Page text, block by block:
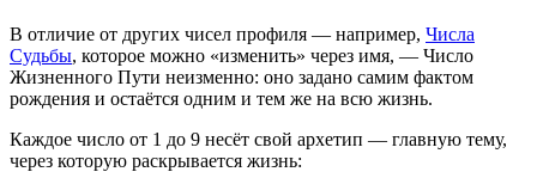
В отличие от других чисел профиля — например, Числа
Судьбы, которое можно «изменить» через имя, — Число
Жизненного Пути неизменно: оно задано самим фактом
рождения и остаётся одним и тем же на всю жизнь.
Каждое число от 1 до 9 несёт свой архетип — главную тему,
через которую раскрывается жизнь: